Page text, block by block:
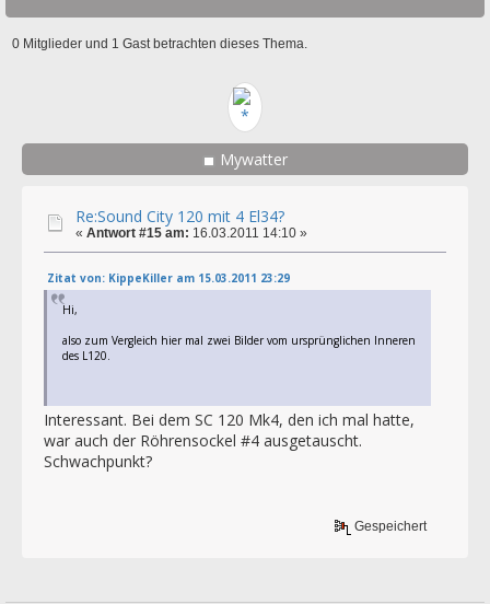
0 Mitglieder und 1 Gast betrachten dieses Thema.
Mywatter
Re:Sound City 120 mit 4 El34?
« Antwort #15 am: 16.03.2011 14:10 »
Zitat von: KippeKiller am 15.03.2011 23:29
Hi,
also zum Vergleich hier mal zwei Bilder vom ursprünglichen Inneren
des L120.
Interessant. Bei dem SC 120 Mk4, den ich mal hatte,
war auch der Röhrensockel #4 ausgetauscht.
Schwachpunkt?
Gespeichert